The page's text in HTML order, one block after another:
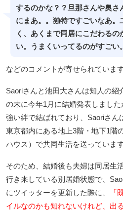
するのかな？？旦那さんや奥さ
にまあ。。独特ですごいなあ。
く、あくまで同居にこだわるの
い。うまくいってるのがすごい。
などのコメントが寄せられています
Saoriさんと池田大さんは知人の紹
の末に今年1月に結婚発表しまし
強い絆で結ばれており、Saoriさん
東京都内にある地上3階・地下1階
ハウス）で共同生活を送っています
そのため、結婚後も夫婦は同居生
行き来している別居婚状態で、
にツイッターを更新した際に、
「
イルなのかも知れないけれど、出